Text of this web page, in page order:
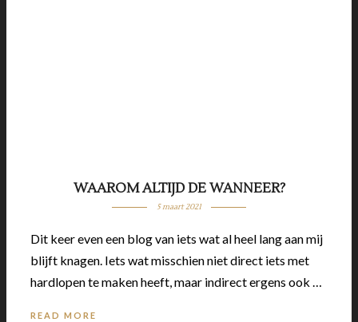
WAAROM ALTIJD DE WANNEER?
5 maart 2021
Dit keer even een blog van iets wat al heel lang aan mij
blijft knagen. Iets wat misschien niet direct iets met
hardlopen te maken heeft, maar indirect ergens ook …
READ MORE